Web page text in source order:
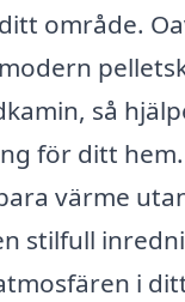
område.
så
för ditt hem.
värme
stilfull
i